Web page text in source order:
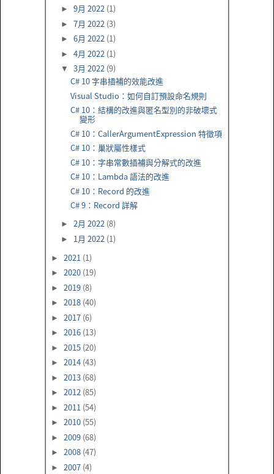
► 9月 2022 (1)
► 7月 2022 (3)
► 6月 2022 (1)
► 4月 2022 (1)
▼ 3月 2022 (9)
C# 10 字串插補的效能改進
Visual Studio：如何自訂預設命名規則
C# 10：結構的改進與匿名型別的非破壞式
變形
C# 10：CallerArgumentExpression 特徵項
C# 10：巢狀屬性樣式
C# 10：字串常數插補與分解式的改進
C# 10：Lambda 語法的改進
C# 10：Record 的改進
C# 9：Record 詳解
► 2月 2022 (8)
► 1月 2022 (1)
► 2021 (1)
► 2020 (19)
► 2019 (8)
► 2018 (40)
► 2017 (6)
► 2016 (13)
► 2015 (20)
► 2014 (43)
► 2013 (68)
► 2012 (85)
► 2011 (54)
► 2010 (55)
► 2009 (68)
► 2008 (47)
► 2007 (4)